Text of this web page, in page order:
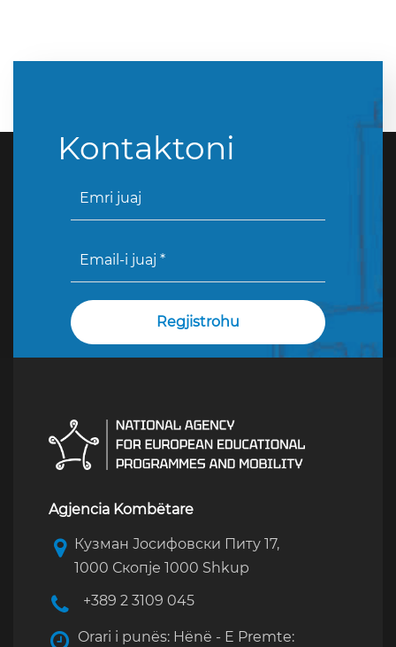
Kontaktoni
Agjencia Kombëtare
Кузман Јосифовски Питу 17,
1000 Скопје 1000 Shkup
+389 2 3109 045
Orari i punës: Hënë - E Premte: